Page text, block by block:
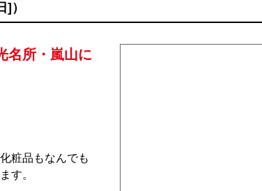
）
名所・嵐山に
粧品もなんでも
す。